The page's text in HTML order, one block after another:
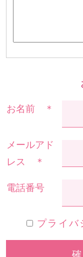
お名前 ＊
メールアド
レス ＊
電話番号
プライバ